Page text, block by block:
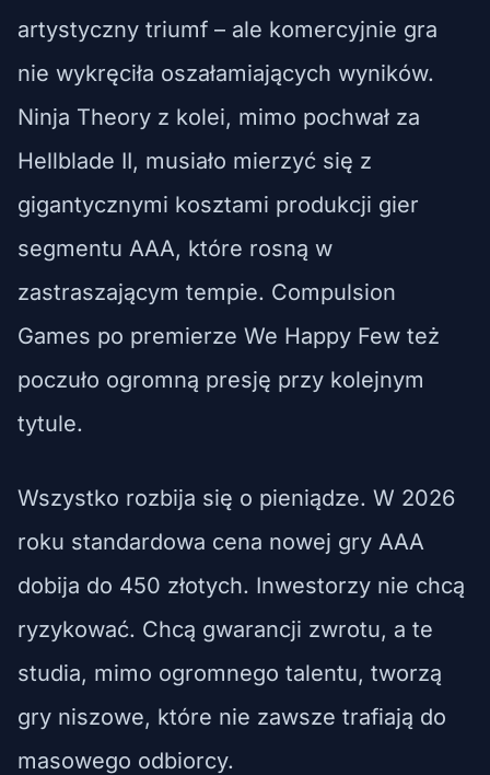
artystyczny triumf – ale komercyjnie gra
nie wykręciła oszałamiających wyników.
Ninja Theory z kolei, mimo pochwał za
Hellblade II, musiało mierzyć się z
gigantycznymi kosztami produkcji gier
segmentu AAA, które rosną w
zastraszającym tempie. Compulsion
Games po premierze We Happy Few też
poczuło ogromną presję przy kolejnym
tytule.
Wszystko rozbija się o pieniądze. W 2026
roku standardowa cena nowej gry AAA
dobija do 450 złotych. Inwestorzy nie chcą
ryzykować. Chcą gwarancji zwrotu, a te
studia, mimo ogromnego talentu, tworzą
gry niszowe, które nie zawsze trafiają do
masowego odbiorcy.